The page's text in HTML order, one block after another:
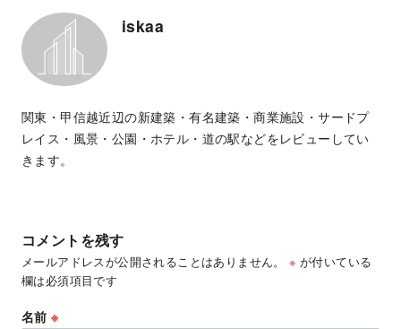
iskaa
関東・甲信越近辺の新建築・有名建築・商業施設・サードプ
レイス・風景・公園・ホテル・道の駅などをレビューしてい
きます。
コメントを残す
メールアドレスが公開されることはありません。 ※ が付いている
欄は必須項目です
名前※